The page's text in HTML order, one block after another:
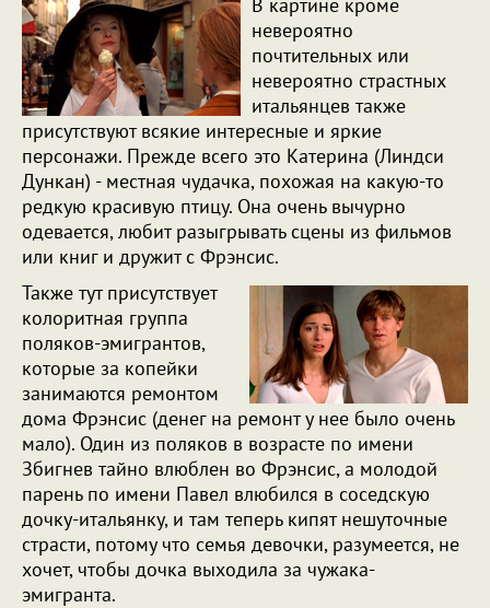
невероятно
почтительных или
невероятно страстных
итальянцев также
присутствуют всякие интересные и яркие
персонажи. Прежде всего это Катерина (Линдси
Дункан) - местная чудачка, похожая на какую-то
редкую красивую птицу. Она очень вычурно
одевается, любит разыгрывать сцены из фильмов
или книг и дружит с Фрэнсис.
Также тут присутствует
колоритная группа
поляков-эмигрантов,
которые за копейки
занимаются ремонтом
дома Фрэнсис (денег на ремонт у нее было очень
мало). Один из поляков в возрасте по имени
Збигнев тайно влюблен во Фрэнсис, а молодой
парень по имени Павел влюбился в соседскую
дочку-итальянку, и там теперь кипят нешуточные
страсти, потому что семья девочки, разумеется, не
хочет, чтобы дочка выходила за чужака-
эмигранта.